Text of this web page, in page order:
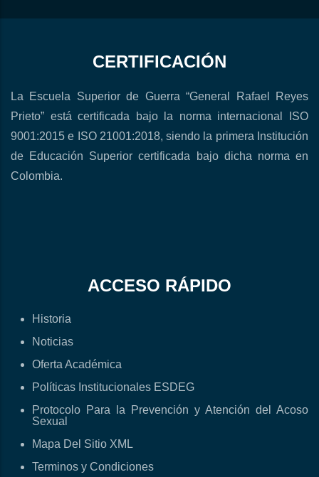
CERTIFICACIÓN
La Escuela Superior de Guerra “General Rafael Reyes
Prieto” está certificada bajo la norma internacional ISO
9001:2015 e ISO 21001:2018, siendo la primera Institución
de Educación Superior certificada bajo dicha norma en
Colombia.
ACCESO RÁPIDO
Historia
Noticias
Oferta Académica
Políticas Institucionales ESDEG
Protocolo Para la Prevención y Atención del Acoso
Sexual
Mapa Del Sitio XML
Terminos y Condiciones